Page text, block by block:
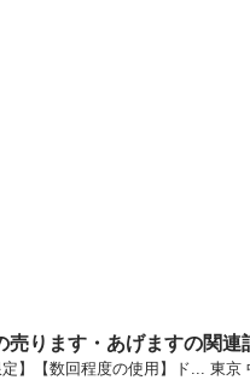
売ります・あげますの関連
定】【数回程度の使用】ド... 東